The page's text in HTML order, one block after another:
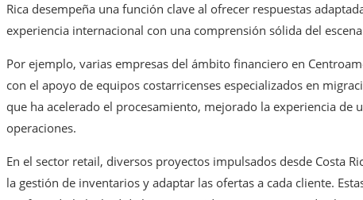
Rica desempeña una función clave al ofrecer respuestas
experiencia internacional con una comprensión sólida del
Por ejemplo, varias empresas del ámbito financiero en
con el apoyo de equipos costarricenses especializados en
que ha acelerado el procesamiento, mejorado la experiencia de
operaciones.
En el sector retail, diversos proyectos impulsados desde Costa
la gestión de inventarios y adaptar las ofertas a cada cliente.